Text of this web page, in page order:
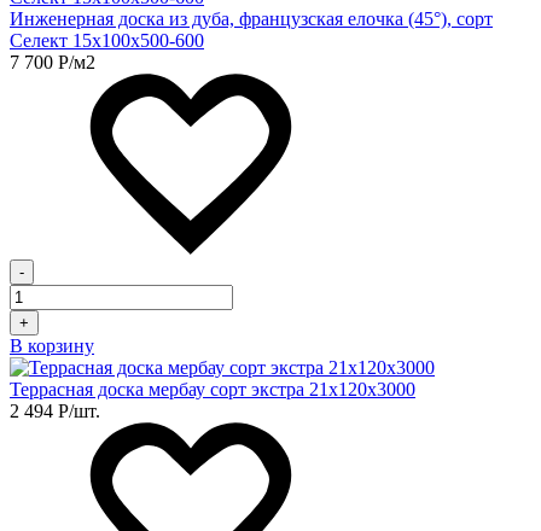
Инженерная доска из дуба, французская елочка (45°), сорт
Селект 15х100х500-600
7 700 Р/м2
-
+
В корзину
Террасная доска мербау сорт экстра 21х120х3000
2 494 Р/шт.